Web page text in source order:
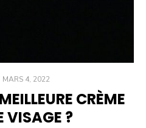
POSTED
MARS 4, 2022
CRÈME
VISAGE ?